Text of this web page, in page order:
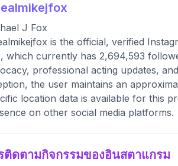
J Fox
is the official, verified
which currently has 2,694,593
professional acting updates,
the user maintains an
location data is available for this
on other social media platforms.
ติดตามกิจกรรมของอินสตาแกรม